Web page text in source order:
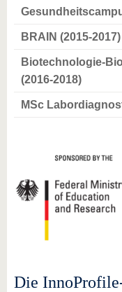
BRAIN (2015-2017)
Biotechnologie-
(2016-2018)
MSc
Die